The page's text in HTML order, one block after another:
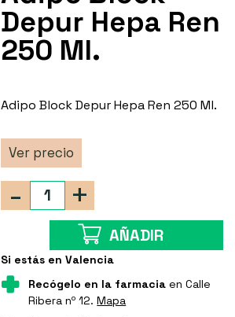
Depur Hepa Ren
250 Ml.
Adipo Block Depur Hepa Ren 250 Ml.
Ver precio
+
-
AÑADIR
Si estás en Valencia
Recógelo en la farmacia en Calle
Ribera nº 12.Mapa